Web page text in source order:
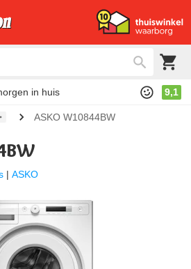
in huis 9,1
ASKO W10844BW
| ASKO